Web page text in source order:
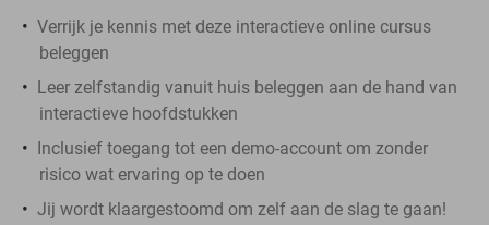
Verrijk je kennis met deze interactieve online cursus
beleggen
Leer zelfstandig vanuit huis beleggen aan de hand van
interactieve hoofdstukken
Inclusief toegang tot een demo-account om zonder
risico wat ervaring op te doen
Jij wordt klaargestoomd om zelf aan de slag te gaan!